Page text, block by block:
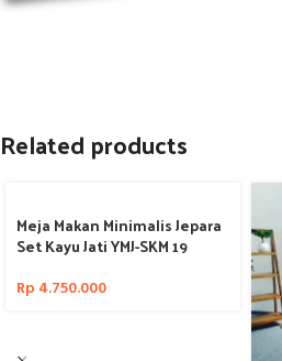
Related products
Meja Makan Minimalis Jepara
Set Kayu Jati YMJ-SKM 19
Rp 4.750.000